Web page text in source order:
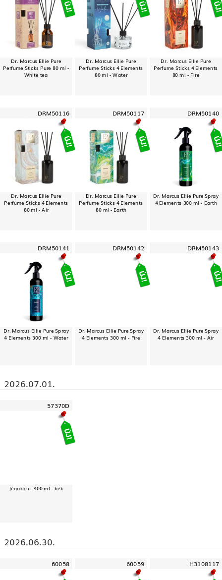
Dr. Marcus Ellie Pure
Perfume Sticks Pure 80 ml -
White tea
Dr. Marcus Ellie Pure
Perfume Sticks 4 Elements
80 ml - Water
Dr. Marcus Ellie Pure
Perfume Sticks 4 Elements
80 ml - Fire
DRM50116
Dr. Marcus Ellie Pure
Perfume Sticks 4 Elements
80 ml - Air
DRM50117
Dr. Marcus Ellie Pure
Perfume Sticks 4 Elements
80 ml - Earth
DRM50140
Dr. Marcus Ellie Pure Spray
4 Elements 300 ml - Earth
DRM50141
Dr. Marcus Ellie Pure Spray
4 Elements 300 ml - Water
DRM50142
Dr. Marcus Ellie Pure Spray
4 Elements 300 ml - Fire
DRM50143
Dr. Marcus Ellie Pure Spray
4 Elements 300 ml - Air
2026.07.01.
57370D
Jégakku - 400 ml - kék
2026.06.30.
60058 60059 H3108117